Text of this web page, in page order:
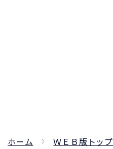
ホーム
ＷＥＢ版トップ